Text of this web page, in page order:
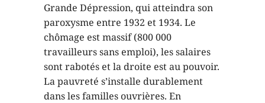
Grande Dépression, qui atteindra son
paroxysme entre 1932 et 1934. Le
chômage est massif (800 000
travailleurs sans emploi), les salaires
sont rabotés et la droite est au pouvoir.
La pauvreté s’installe durablement
dans les familles ouvrières. En